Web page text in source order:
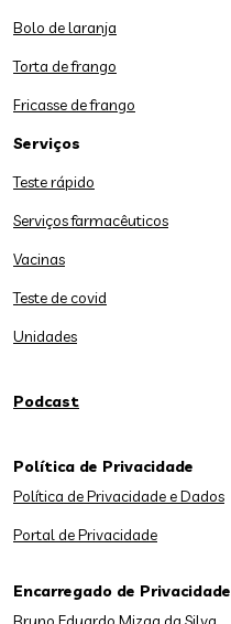
Bolo de laranja
Torta de frango
Fricasse de frango
Serviços
Teste rápido
Serviços farmacêuticos
Vacinas
Teste de covid
Unidades
Podcast
Política de Privacidade
Política de Privacidade e Dados
Portal de Privacidade
Encarregado de Privacidade